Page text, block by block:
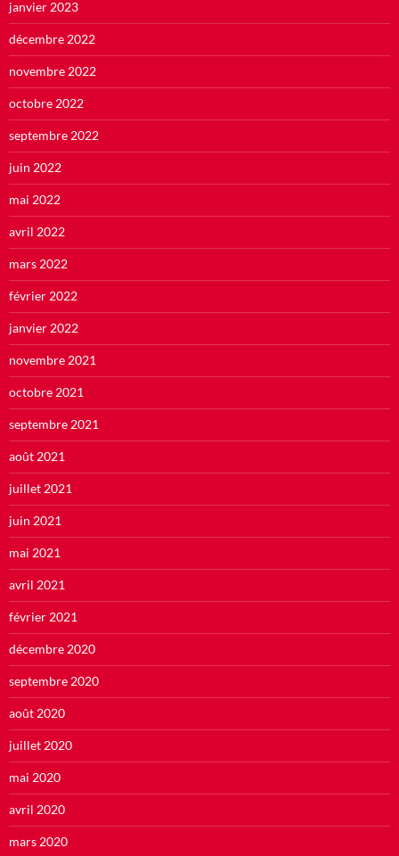
janvier 2023
décembre 2022
novembre 2022
octobre 2022
septembre 2022
juin 2022
mai 2022
avril 2022
mars 2022
février 2022
janvier 2022
novembre 2021
octobre 2021
septembre 2021
août 2021
juillet 2021
juin 2021
mai 2021
avril 2021
février 2021
décembre 2020
septembre 2020
août 2020
juillet 2020
mai 2020
avril 2020
mars 2020